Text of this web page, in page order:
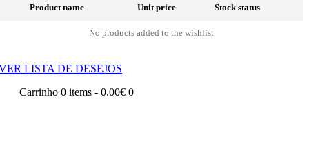
Product name Unit price Stock status
No products added to the wishlist
LISTA DE DESEJOS
Carrinho 0 items - 0.00€ 0